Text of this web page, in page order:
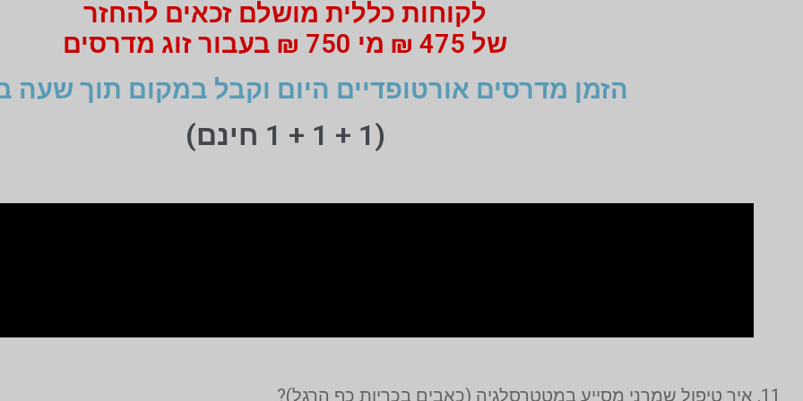
לקוחות כללית מושלם זכאים להחזר
של 475 ₪ מי 750 ₪ בעבור זוג מדרסים
הזמן מדרסים אורטופדיים היום וקבל במקום תוך שעה
(1 + 1 + 1 חינם)
11. איך טיפול שמרני מסייע במטטרסלגיה (כאבים בכריות כף הרגל)?